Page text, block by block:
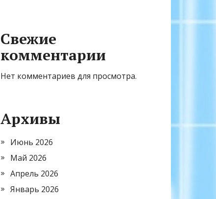
Свежие
комментарии
Нет комментариев для просмотра.
Архивы
Июнь 2026
Май 2026
Апрель 2026
Январь 2026